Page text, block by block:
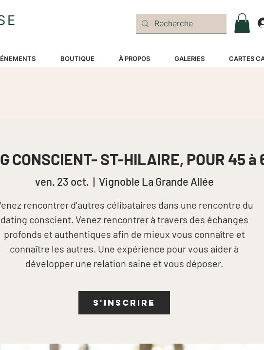
BOUTIQUE À PROPOS GALERIES CARTES
CONSCIENT- ST-HILAIRE, POUR 45 à
ven. 23 oct.
  |
Vignoble La Grande Allée
rencontrer d'autres célibataires dans une rencontre du
dating conscient. Venez rencontrer à travers des échanges
profonds et authentiques afin de mieux vous connaître et
connaître les autres. Une expérience pour vous aider à
développer une relation saine et vous déposer.
S'INSCRIRE